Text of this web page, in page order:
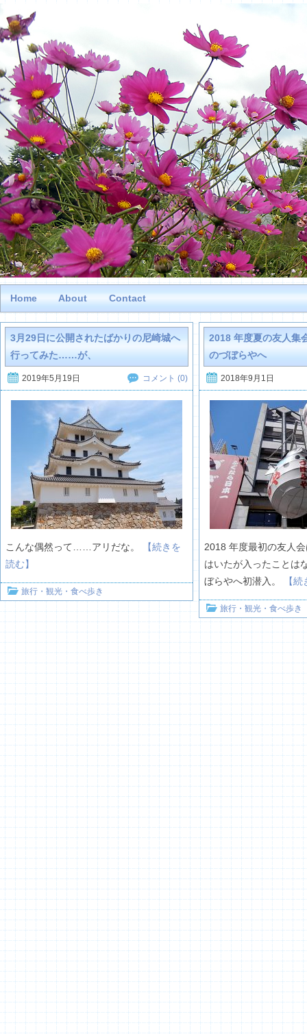
Home About Contact
3月29日に公開されたばかりの尼崎城へ
行ってみた……が、
2019年5月19日 コメント (0)
こんな偶然って……アリだな。
【続きを
読む】
旅行・観光・食べ歩き
2018 年度夏の友人集
のづぼらやへ
2018年9月1日
2018 年度最初の友人
はいたが入ったことは
ぼらやへ初潜入。
【続
旅行・観光・食べ歩き